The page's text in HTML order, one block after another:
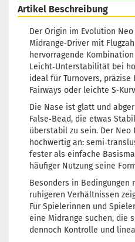
Artikel Beschreibung
Der Origin im Evolution
Midrange‑Driver mit
hervorragende
Leicht‑Unterstabilität bei
ideal für Turnovers,
Fairways oder leichte
Die Nase ist glatt und
False‑Bead, die etwas
überstabil zu sein. Der
hochwertig an:
fester als einfache
häufiger Nutzung seine
Besonders in Bedingungen
ruhigeren Verhältnissen
Für Spielerinnen und
eine Midrange suchen, die
dennoch Kontrolle und